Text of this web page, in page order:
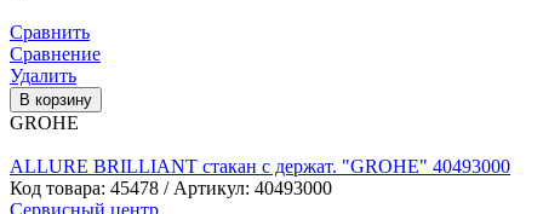
Сравнить
Сравнение
Удалить
В корзину
GROHE
ALLURE BRILLIANT стакан с держат. "GROHE" 40493000
Код товара: 45478 / Артикул: 40493000
Сервисный центр